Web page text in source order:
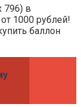
796) в
1000 рублей!
баллон